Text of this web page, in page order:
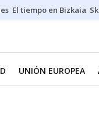
El tiempo en Bizkaia
UNIÓN EUROPEA